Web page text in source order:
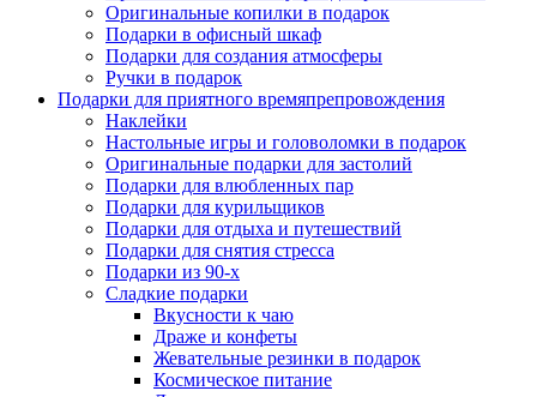
Оригинальные копилки в подарок
Подарки в офисный шкаф
Подарки для создания атмосферы
Ручки в подарок
Подарки для приятного времяпрепровождения
Наклейки
Настольные игры и головоломки в подарок
Оригинальные подарки для застолий
Подарки для влюбленных пар
Подарки для курильщиков
Подарки для отдыха и путешествий
Подарки для снятия стресса
Подарки из 90-х
Сладкие подарки
Вкусности к чаю
Драже и конфеты
Жевательные резинки в подарок
Космическое питание